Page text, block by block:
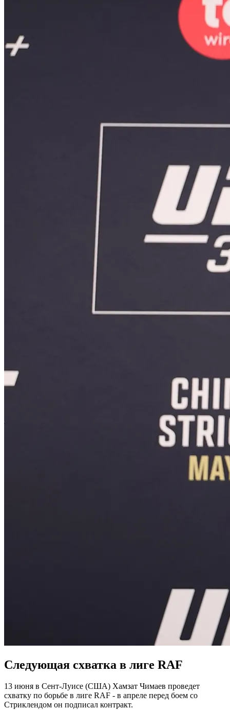
Следующая схватка в лиге RAF
13 июня в Сент-Луисе (США) Хамзат Чимаев проведет
схватку по борьбе в лиге RAF - в апреле перед боем со
Стриклендом он подписал контракт.